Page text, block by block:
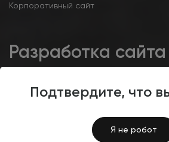
Подтвердите, что
Я не робот
Корпоративный сайт
Разработка сайта
поставщика
промышленного
«СервисКлей»